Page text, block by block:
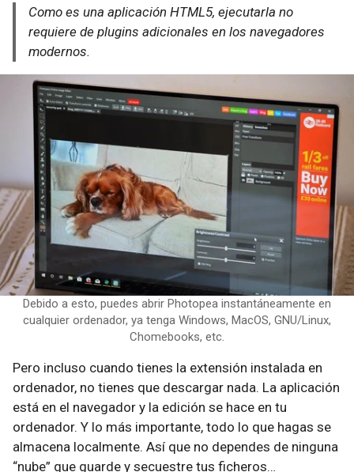
Como es una aplicación HTML5, ejecutarla no
requiere de plugins adicionales en los navegadores
modernos.
Debido a esto, puedes abrir Photopea instantáneamente en
cualquier ordenador, ya tenga Windows, MacOS, GNU/Linux,
Chomebooks, etc.
Pero incluso cuando tienes la extensión instalada en
ordenador, no tienes que descargar nada. La aplicación
está en el navegador y la edición se hace en tu
ordenador. Y lo más importante, todo lo que hagas se
almacena localmente. Así que no dependes de ninguna
“nube” que guarde y secuestre tus ficheros…